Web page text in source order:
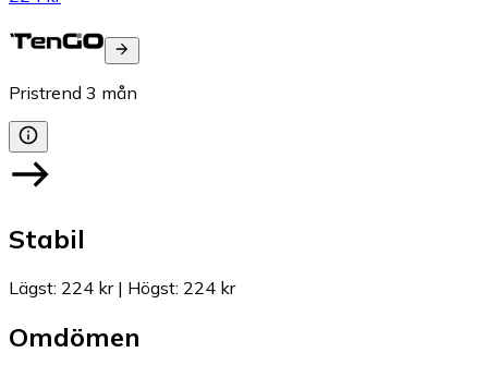
Pristrend 3 mån
Stabil
Lägst: 224 kr| Högst: 224 kr
Omdömen